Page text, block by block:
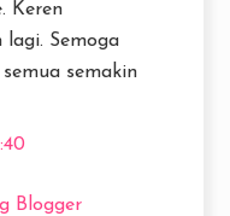
Keren
lagi. Semoga
semakin
Blogger